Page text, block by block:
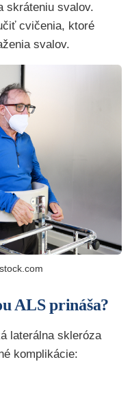
skráteniu svalov.
cvičenia, ktoré
svalov.
ALS prináša?
laterálna skleróza
komplikácie: